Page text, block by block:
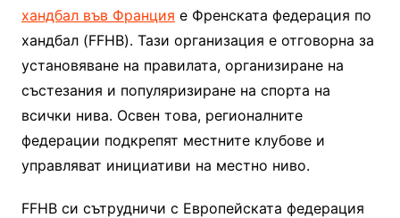
хандбал във Франция е Френската федерация по
хандбал (FFHB). Тази организация е отговорна за
установяване на правилата, организиране на
състезания и популяризиране на спорта на
всички нива. Освен това, регионалните
федерации подкрепят местните клубове и
управляват инициативи на местно ниво.
FFHB си сътрудничи с Европейската федерация